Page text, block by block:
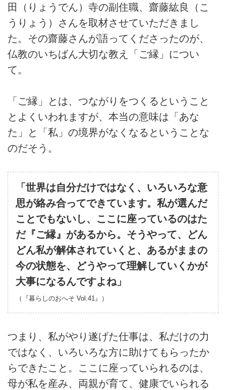
田（りょうでん）寺の副住職、齋藤紘良（こ
うりょう）さんを取材させていただきまし
た。その齋藤さんが語ってくださったのが、
仏教のいちばん大切な教え「ご縁」につい
て。
「ご縁」とは、つながりをつくるということ
とよくいわれますが、本当の意味は「あな
た」と「私」の境界がなくなるということな
のだそう。
「世界は自分だけではなく、いろいろな意
思が絡み合ってできています。私が選んだ
ことでもないし、ここに座っているのはた
だ『ご縁』があるから。そうやって、どん
どん私が解体されていくと、あるがままの
今の状態を、どうやって理解していくかが
大事になるんですよね」
（『暮らしのおへそ Vol.41 』）
つまり、私がやり遂げた仕事は、私だけの力
ではなく、いろいろな方に助けてもらったか
らできたこと。ここに座っていられるのは、
母が私を産み、両親が育て、健康でいられる